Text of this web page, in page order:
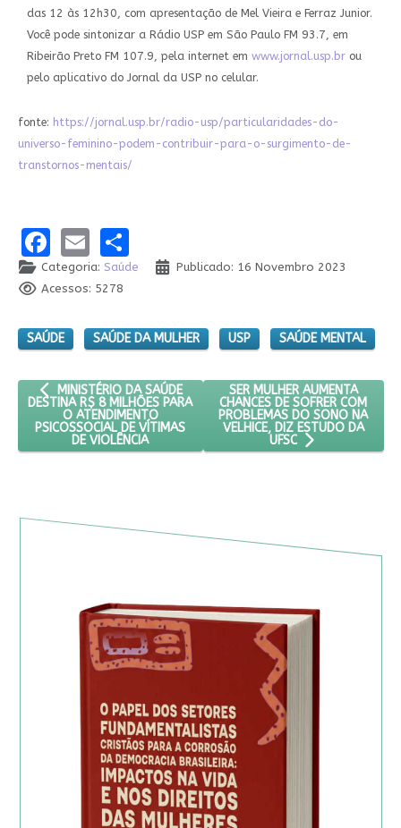
das 12 às 12h30, com apresentação de Mel Vieira e Ferraz Junior.
Você pode sintonizar a Rádio USP em São Paulo FM 93.7, em
Ribeirão Preto FM 107.9, pela internet em www.jornal.usp.brou
pelo aplicativo do Jornal da USP no celular.
fonte: https://jornal.usp.br/radio-usp/particularidades-do-
universo-feminino-podem-contribuir-para-o-surgimento-de-
transtornos-mentais/
Facebook
EmailShare
Categoria: Saúde
Publicado: 16 Novembro 2023
Acessos: 5278
SAÚDE SAÚDE DA MULHER USP SAÚDE MENTAL
ARTIGO ANTERIOR: MINISTÉRIO DA SAÚDE DESTINA R$ 8
MINISTÉRIO DA SAÚDE
DESTINA R$ 8 MILHÕES PARA
O ATENDIMENTO
PSICOSSOCIAL DE VÍTIMAS
DE VIOLÊNCIA
PRÓXIMO ARTIGO: SER
SER MULHER AUMENTA
CHANCES DE SOFRER COM
PROBLEMAS DO SONO NA
VELHICE, DIZ ESTUDO DA
UFSC